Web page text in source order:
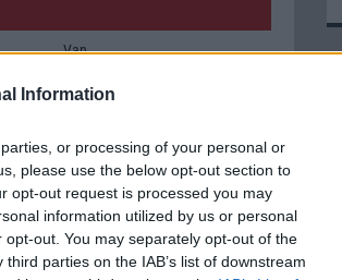
Information
or processing of your personal or
please use the below opt-out section to
opt-out request is processed you may
information utilized by us or personal
out. You may separately opt-out of the
parties on the IAB’s list of downstream
Van
Nincs
AKG hangrendszer
MIDI
Zene lejátszó